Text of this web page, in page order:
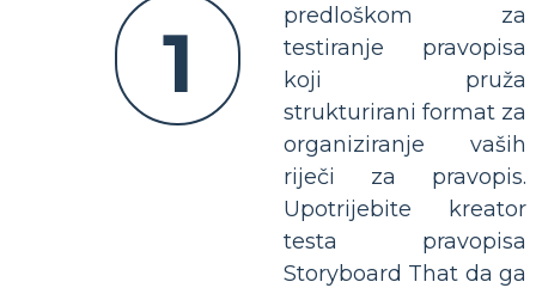
1
predloškom za
testiranje pravopisa
koji pruža
strukturirani format za
organiziranje vaših
riječi za pravopis.
Upotrijebite kreator
testa pravopisa
Storyboard That da ga